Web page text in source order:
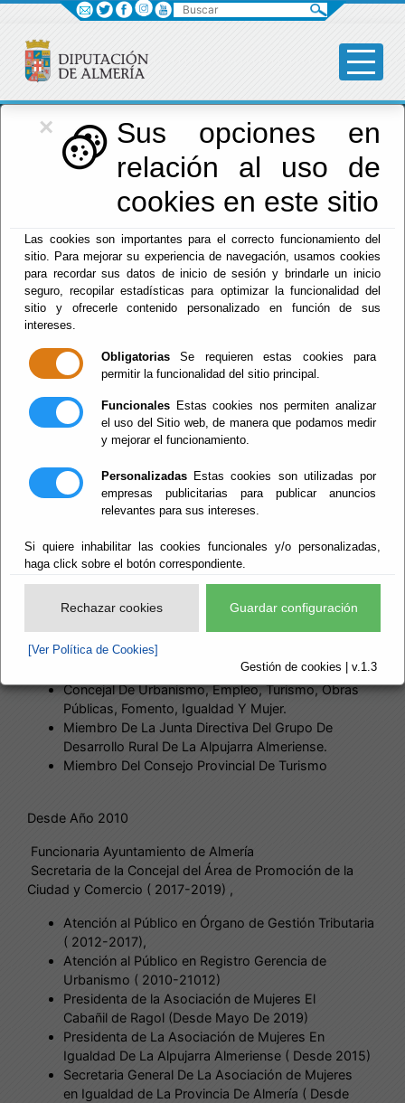
×
Sus opciones en
relación al uso de
cookies en este sitio
Las cookies son importantes para el correcto funcionamiento del
sitio. Para mejorar su experiencia de navegación, usamos cookies
para recordar sus datos de inicio de sesión y brindarle un inicio
seguro, recopilar estadísticas para optimizar la funcionalidad del
sitio y ofrecerle contenido personalizado en función de sus
intereses.
Obligatorias Se requieren estas cookies para
permitir la funcionalidad del sitio principal.
Funcionales Estas cookies nos permiten analizar
el uso del Sitio web, de manera que podamos medir
y mejorar el funcionamiento.
Personalizadas Estas cookies son utilizadas por
empresas publicitarias para publicar anuncios
relevantes para sus intereses.
Si quiere inhabilitar las cookies funcionales y/o personalizadas,
haga click sobre el botón correspondiente.
Rechazar cookies Guardar configuración
[Ver Política de Cookies]
Gestión de cookies | v.1.3
Diputación
Menú Diputación
EXPERIENCIA LABORAL
desde 2011 hasta la actualidad
Ayuntamiento de Rágol
Concejal De Urbanismo, Empleo, Turismo, Obras
Públicas, Fomento, Igualdad Y Mujer.
Miembro De La Junta Directiva Del Grupo De
Desarrollo Rural De La Alpujarra Almeriense.
Miembro Del Consejo Provincial De Turismo
Desde Año 2010
Funcionaria Ayuntamiento de Almería
Secretaria de la Concejal del Área de Promoción de la
Ciudad y Comercio ( 2017-2019) ,
Atención al Público en Órgano de Gestión Tributaria
( 2012-2017),
Atención al Público en Registro Gerencia de
Urbanismo ( 2010-21012)
Presidenta de la Asociación de Mujeres El
Cabañil de Ragol (Desde Mayo De 2019)
Presidenta de La Asociación de Mujeres En
Igualdad De La Alpujarra Almeriense ( Desde 2015)
Secretaria General De La Asociación de Mujeres
en Igualdad de La Provincia De Almería ( Desde
Buscar